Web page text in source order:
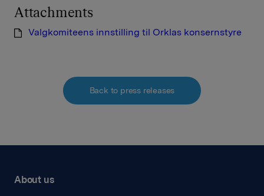
Attachments
Valgkomiteens innstilling til Orklas konsernstyre
Back to press releases
About us